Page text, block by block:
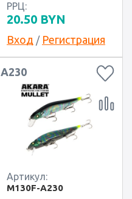
РРЦ:
20.50 BYN
Вход / Регистрация
A230
Артикул:
M130F-A230